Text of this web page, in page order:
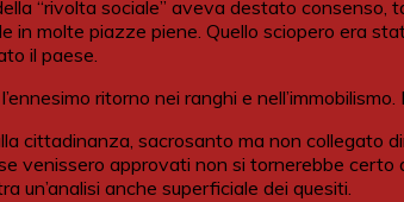
“rivolta sociale” aveva destato
in molte piazze piene. Quello sciopero era
il paese.
ritorno nei ranghi e
cittadinanza, sacrosanto ma non collegato
venissero approvati non si tornerebbe
un’analisi anche superficiale dei quesiti.